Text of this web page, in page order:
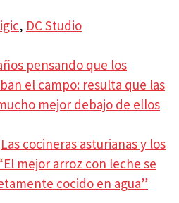
, DC Studio
pensando que los
el campo: resulta que las
mejor debajo de ellos
Las cocineras asturianas y los
mejor arroz con leche se
cocido en agua”